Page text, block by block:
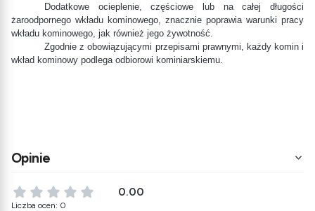
Dodatkowe ocieplenie, częściowe lub na całej długości
żaroodpornego wkładu kominowego, znacznie poprawia warunki pracy
wkładu kominowego, jak również jego żywotność.
Zgodnie z obowiązującymi przepisami prawnymi, każdy komin i
wkład kominowy podlega odbiorowi kominiarskiemu.
Opinie
0.00
Liczba ocen: 0